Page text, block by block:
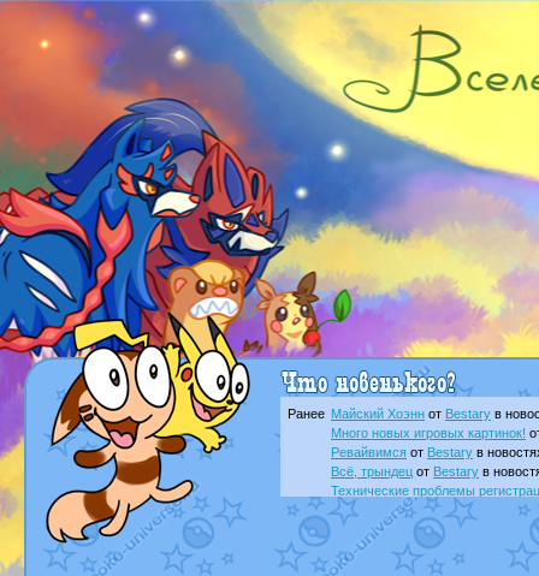
Ранее Майский Хоэнн от Bestary в
Много новых игровых картинок!
Ревайвимся от Bestary в
Всё, трындец от Bestary в
Технические проблемы
доброе утро славянеот
в
Йолда и Мимикьюот
Недовольный котомангуст
от
The Dark Wishmaker от
Randomon